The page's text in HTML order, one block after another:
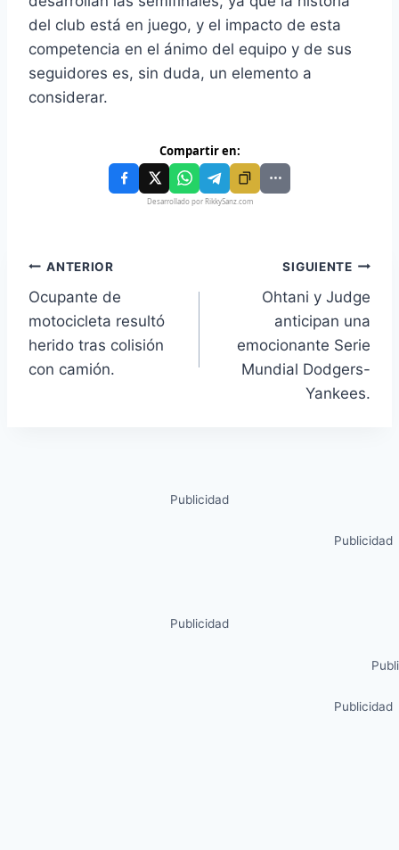
del club está en juego, y el impacto de esta
competencia en el ánimo del equipo y de sus
seguidores es, sin duda, un elemento a
considerar.
Compartir en:
Desarrollado por RikkySanz.com
ANTERIOR
Ocupante de
motocicleta resultó
herido tras colisión
con camión.
SIGUIENTE
Ohtani y Judge
anticipan una
emocionante Serie
Mundial Dodgers-
Yankees.
Publicidad
Publicidad
Publicidad
Publicidad